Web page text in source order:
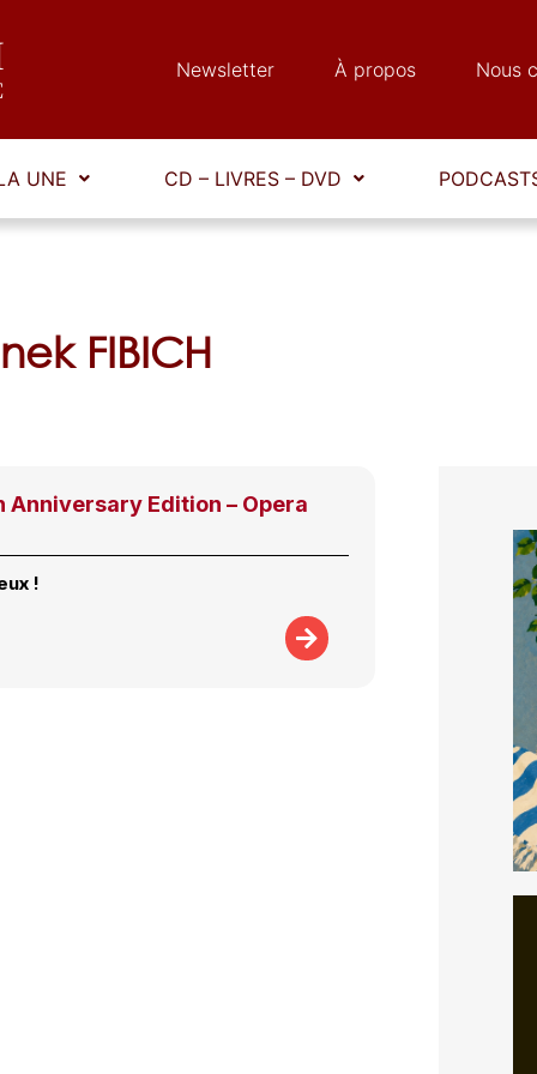
Newsletter À propos Nous
UNE CD – LIVRES – DVD
FIBICH
Anniversary Edition – Opera
!